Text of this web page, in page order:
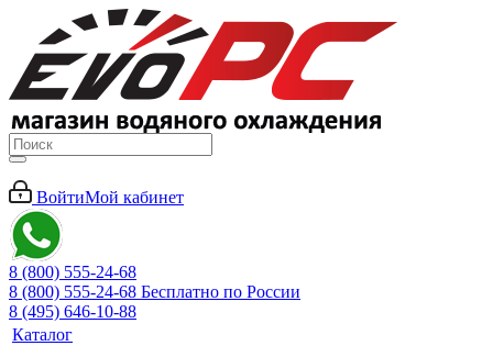
ВойтиМой кабинет
8 (800) 555-24-68
8 (800) 555-24-68 Бесплатно по России
8 (495) 646-10-88
Каталог